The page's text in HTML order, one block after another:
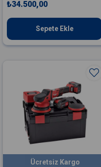
₺34.500,00
Sepete Ekle
Ücretsiz Kargo